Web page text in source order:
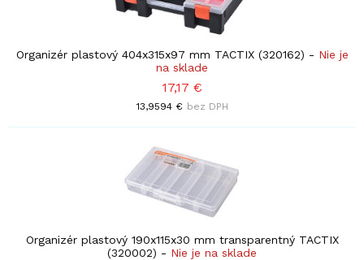
Organizér plastový 404x315x97 mm TACTIX (320162) - Nie je
na sklade
17,17 €
13,9594 € bez DPH
Organizér plastový 190x115x30 mm transparentný TACTIX
(320002) - Nie je na sklade